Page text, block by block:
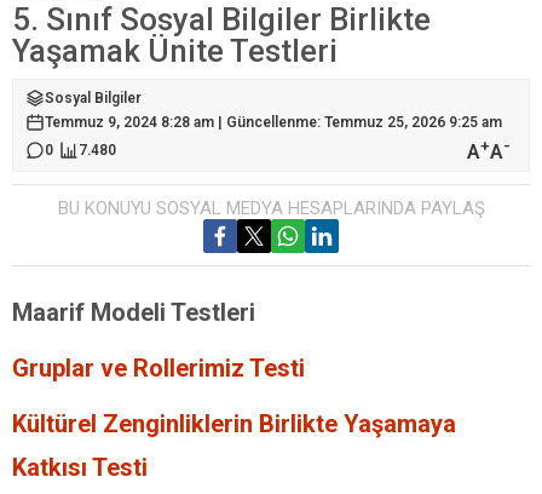
5. Sınıf Sosyal Bilgiler Birlikte
Yaşamak Ünite Testleri
Sosyal Bilgiler
Temmuz 9, 2024 8:28 am | Güncellenme: Temmuz 25, 2026 9:25 am
0
7.480 A+A-
BU KONUYU SOSYAL MEDYA HESAPLARINDA PAYLAŞ
Maarif Modeli Testleri
Gruplar ve Rollerimiz Testi
Kültürel Zenginliklerin Birlikte Yaşamaya
Katkısı Testi